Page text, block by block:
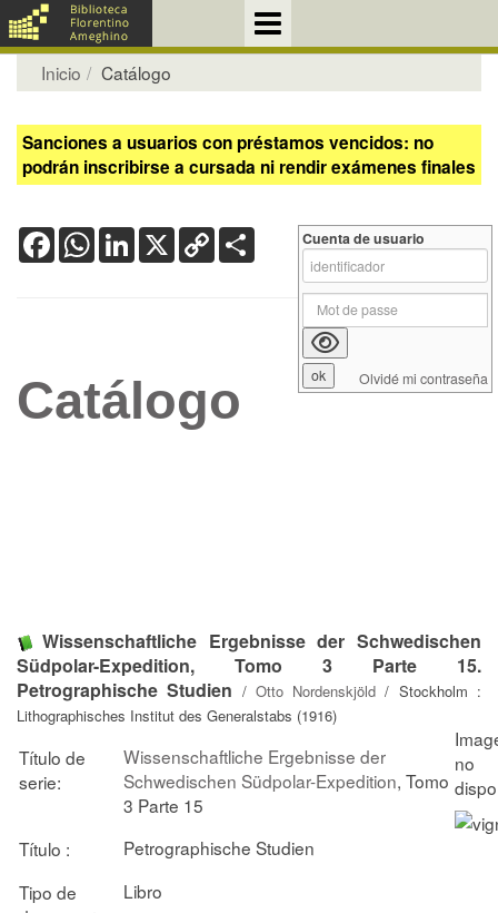
Inicio Catálogo
Sanciones a usuarios con préstamos vencidos: no
podrán inscribirse a cursada ni rendir exámenes finales
FacebookWhatsApp
LinkedIn
X Copy
Link
Catálogo
Wissenschaftliche Ergebnisse der Schwedischen
Südpolar-Expedition, Tomo 3 Parte 15.
Petrographische Studien / Otto Nordenskjöld / Stockholm :
Lithographisches Institut des Generalstabs (1916)
Título de
serie:
Wissenschaftliche Ergebnisse der
Schwedischen Südpolar-Expedition, Tomo
3 Parte 15
Título :
Petrographische Studien
Tipo de
Libro
Cuenta de usuario
Olvidé mi contraseña